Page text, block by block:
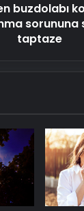
buzdolabı
sorununa
taptaze